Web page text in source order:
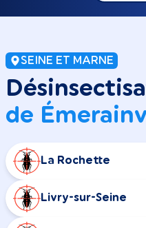
SEINE ET MARNE
de
La Rochette
Livry-sur-Seine